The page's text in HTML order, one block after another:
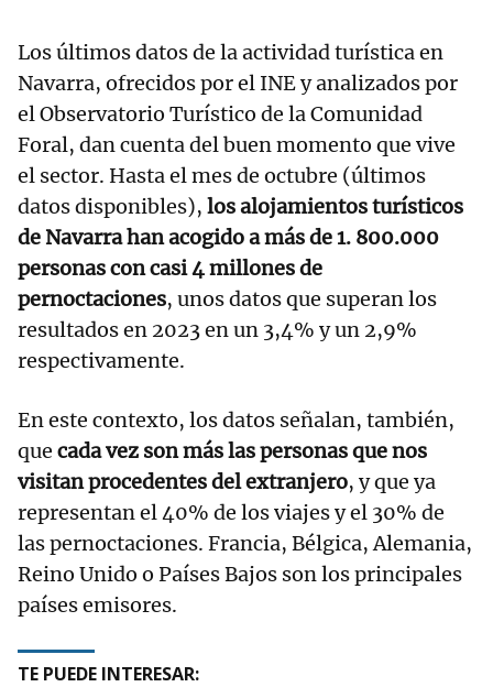
Los últimos datos de la actividad turística en
Navarra, ofrecidos por el INE y analizados por
el Observatorio Turístico de la Comunidad
Foral, dan cuenta del buen momento que vive
el sector. Hasta el mes de octubre (últimos
datos disponibles), los alojamientos turísticos
de Navarra han acogido a más de 1. 800.000
personas con casi 4 millones de
pernoctaciones, unos datos que superan los
resultados en 2023 en un 3,4% y un 2,9%
respectivamente.
En este contexto, los datos señalan, también,
que cada vez son más las personas que nos
visitan procedentes del extranjero, y que ya
representan el 40% de los viajes y el 30% de
las pernoctaciones. Francia, Bélgica, Alemania,
Reino Unido o Países Bajos son los principales
países emisores.
TE PUEDE INTERESAR: